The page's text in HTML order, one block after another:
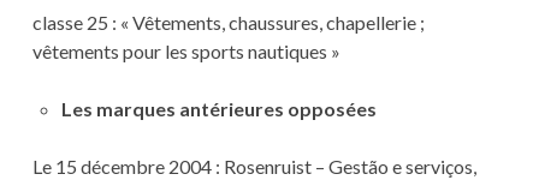
classe 25 : « Vêtements, chaussures, chapellerie ;
vêtements pour les sports nautiques »
Les marques antérieures opposées
Le 15 décembre 2004 : Rosenruist – Gestão e serviços,